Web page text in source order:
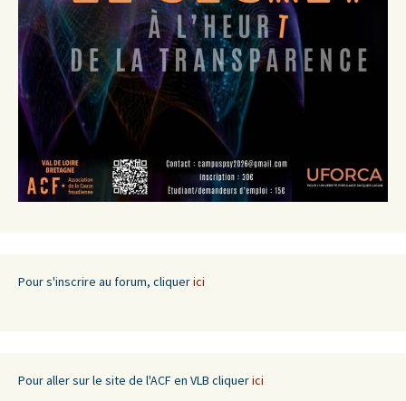
Pour s'inscrire au forum, cliquerici
Pour aller sur le site de l'ACF en VLB cliquerici